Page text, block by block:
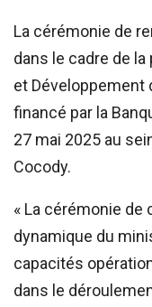
La cérémonie de
dans le cadre de
et Développement
financé par la
27 mai 2025 au
Cocody.
« La cérémonie de
dynamique du
capacités
dans le